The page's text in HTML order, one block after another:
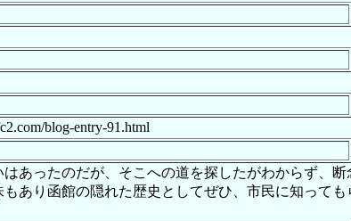
blog-entry-91.html
あったのだが、そこへの道を探したがわからず、断
あり函館の隠れた歴史としてぜひ、市民に知って